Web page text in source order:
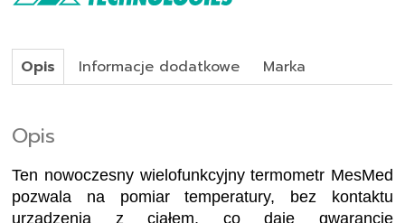
Opis Informacje dodatkowe Marka
Opis
Ten nowoczesny wielofunkcyjny termometr MesMed
pozwala na pomiar temperatury, bez kontaktu
urządzenia z ciałem, co daję gwarancję